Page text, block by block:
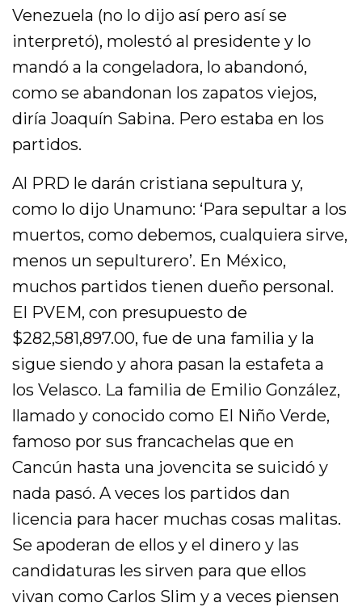
Venezuela (no lo dijo así pero así se
interpretó), molestó al presidente y lo
mandó a la congeladora, lo abandonó,
como se abandonan los zapatos viejos,
diría Joaquín Sabina. Pero estaba en los
partidos.
Al PRD le darán cristiana sepultura y,
como lo dijo Unamuno: ‘Para sepultar a los
muertos, como debemos, cualquiera sirve,
menos un sepulturero’. En México,
muchos partidos tienen dueño personal.
El PVEM, con presupuesto de
$282,581,897.00, fue de una familia y la
sigue siendo y ahora pasan la estafeta a
los Velasco. La familia de Emilio González,
llamado y conocido como El Niño Verde,
famoso por sus francachelas que en
Cancún hasta una jovencita se suicidó y
nada pasó. A veces los partidos dan
licencia para hacer muchas cosas malitas.
Se apoderan de ellos y el dinero y las
candidaturas les sirven para que ellos
vivan como Carlos Slim y a veces piensen